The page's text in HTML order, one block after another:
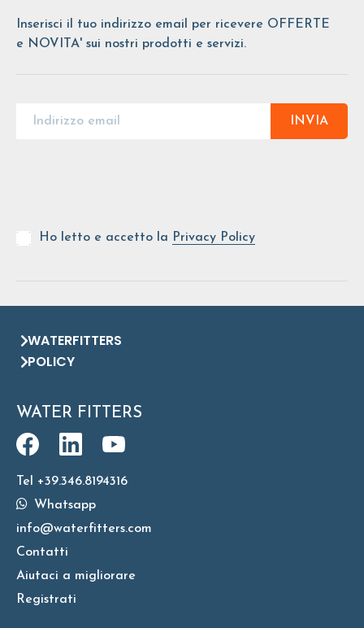
Inserisci il tuo indirizzo email per ricevere OFFERTE
e NOVITA' sui nostri prodotti e servizi.
INVIA
Ho letto e accetto la Privacy Policy
WATERFITTERS
POLICY
WATER FITTERS
Tel +39.346.8194316
Whatsapp
info@waterfitters.com
Contatti
Aiutaci a migliorare
Registrati